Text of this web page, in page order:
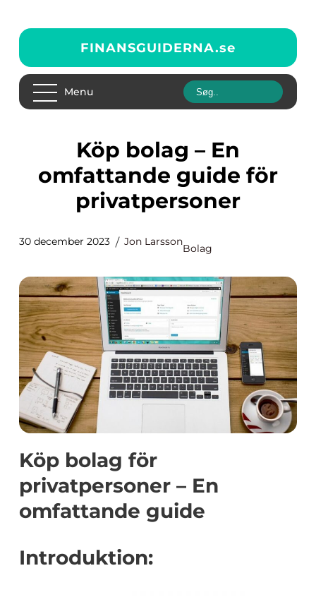
FINANSGUIDERNA.se
Menu
Köp bolag – En
omfattande guide för
privatpersoner
30 december 2023 Jon Larsson
Bolag
Köp bolag för
privatpersoner – En
omfattande guide
Introduktion: